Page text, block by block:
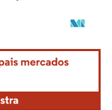
conforme CC BY 4.0.